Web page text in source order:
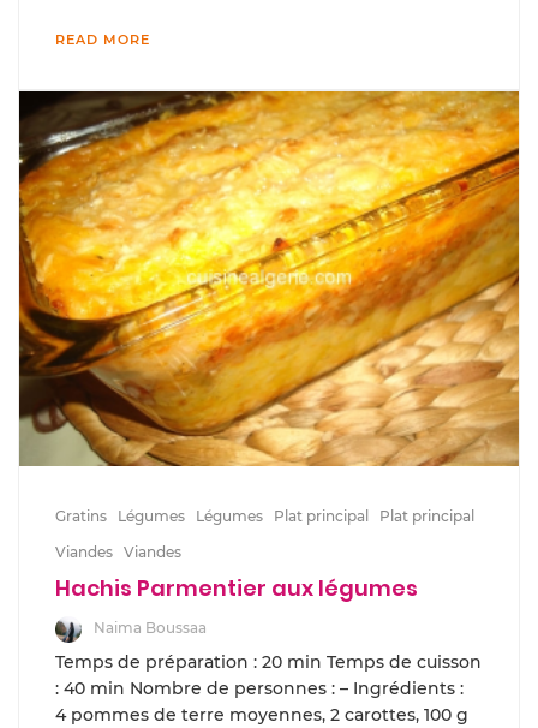
READ MORE
Gratins Légumes Légumes Plat principal
Plat principal
Viandes Viandes
Hachis Parmentier aux légumes
Naima Boussaa
Temps de préparation : 20 min Temps de cuisson
: 40 min Nombre de personnes : – Ingrédients :
4 pommes de terre moyennes, 2 carottes, 100 g